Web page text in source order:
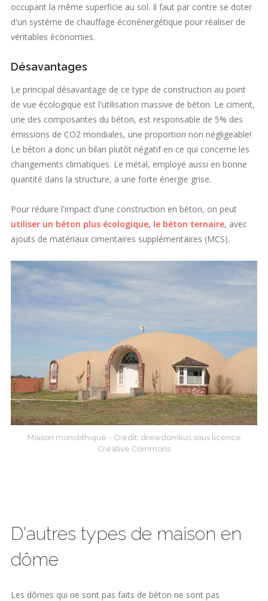
occupant la même superficie au sol. Il faut par contre se doter
d'un système de chauffage éconénergétique pour réaliser de
véritables économies.
Désavantages
Le principal désavantage de ce type de construction au point
de vue écologique est l'utilisation massive de béton. Le ciment,
une des composantes du béton, est responsable de 5% des
émissions de CO2 mondiales, une proportion non négligeable!
Le béton a donc un bilan plutôt négatif en ce qui concerne les
changements climatiques. Le métal, employé aussi en bonne
quantité dans la structure, a une forte énergie grise.
Pour réduire l'impact d'une construction en béton, on peut
utiliser un béton plus écologique, le béton ternaire, avec
ajouts de matériaux cimentaires supplémentaires (MCS).
Maison monolithique - Crédit: drewdomkus sous licence
Creative Commons
D'autres types de maison en
dôme
Les dômes qui ne sont pas faits de béton ne sont pas